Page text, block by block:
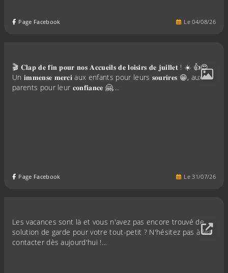
Le04/08/26
Page Facebook
🎬 𝐂𝐥𝐚𝐩 𝐝𝐞 𝐟𝐢𝐧 𝐩𝐨𝐮𝐫 𝐧𝐨𝐬 𝐀𝐜𝐜𝐮𝐞𝐢𝐥𝐬 𝐝𝐞 𝐥𝐨𝐢𝐬𝐢𝐫𝐬 𝐝𝐞 𝐣𝐮𝐢𝐥𝐥𝐞𝐭 ! ☀️ 👍😍
Un 𝐢𝐦𝐦𝐞𝐧𝐬𝐞 𝐦𝐞𝐫𝐜𝐢 aux enfants pour leurs 𝐬𝐨𝐮𝐫𝐢𝐫𝐞𝐬 😁, aux
parents pour leur 𝐜𝐨𝐧𝐟𝐢𝐚𝐧𝐜𝐞 🤗,…
Le31/07/26
Page Facebook
Les vacances sont là et vous n'avez pas encore trouvé de
solution de garde pour votre tout-petit ? N'hésitez pas à les
contacter dès aujourd'hui !…